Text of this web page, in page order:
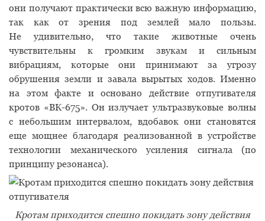
они получают практически всю важную информацию,
так как от зрения под землей мало пользы.
Не удивительно, что такие животные очень
чувствительны к громким звукам и сильным
вибрациям, которые они принимают за угрозу
обрушения земли и завала вырытых ходов. Именно
на этом факте и основано действие отпугивателя
кротов «ВК-675». Он излучает ультразвуковые волны
с небольшим интервалом, вдобавок они становятся
еще мощнее благодаря реализованной в устройстве
технологии механического усиления сигнала
(по
принципу резонанса).
Кротам приходится спешно покидать зону действия